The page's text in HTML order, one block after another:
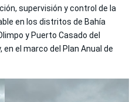
supervisión y control de la
en los distritos de Bahía
y Puerto Casado del
el marco del Plan Anual de